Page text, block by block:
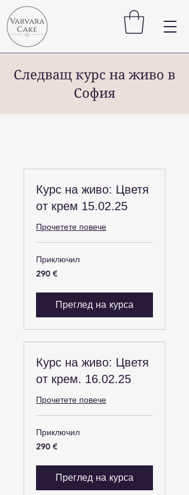
Следващ курс на живо в
София
Курс на живо: Цветя
от крем 15.02.25
Прочетете повече
Приключил
290
евро
290 €
Преглед на курса
Курс на живо: Цветя
от крем. 16.02.25
Прочетете повече
Приключил
290
евро
290 €
Преглед на курса